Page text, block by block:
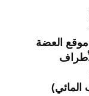
موقع العضة
المائي)